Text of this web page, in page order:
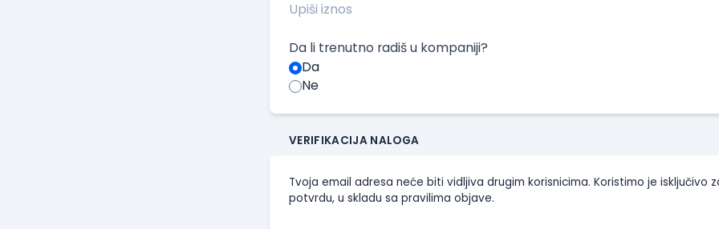
Da li trenutno radiš u kompaniji?
Da
Ne
VERIFIKACIJA NALOGA
Tvoja email adresa neće biti vidljiva drugim korisnicima. Koristimo je isključivo
potvrdu, u skladu sa pravilima objave.